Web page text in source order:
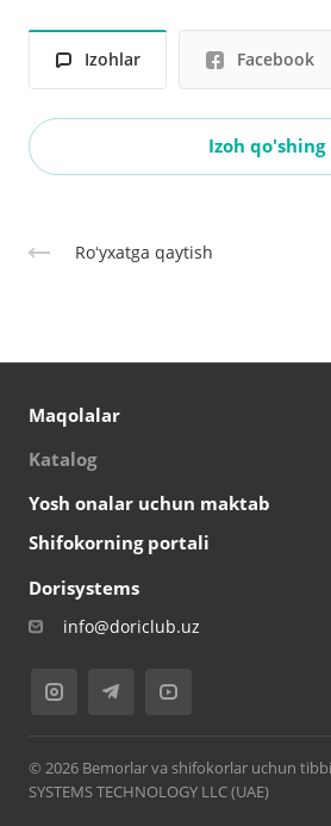
Izohlar Facebook
Izoh qo'shing
Roʻyxatga qaytish
Maqolalar
Katalog
Yosh onalar uchun maktab
Shifokorning portali
Dorisystems
info@doriclub.uz
© 2026 Bemorlar va shifokorlar uchun
SYSTEMS TECHNOLOGY LLC (UAE)